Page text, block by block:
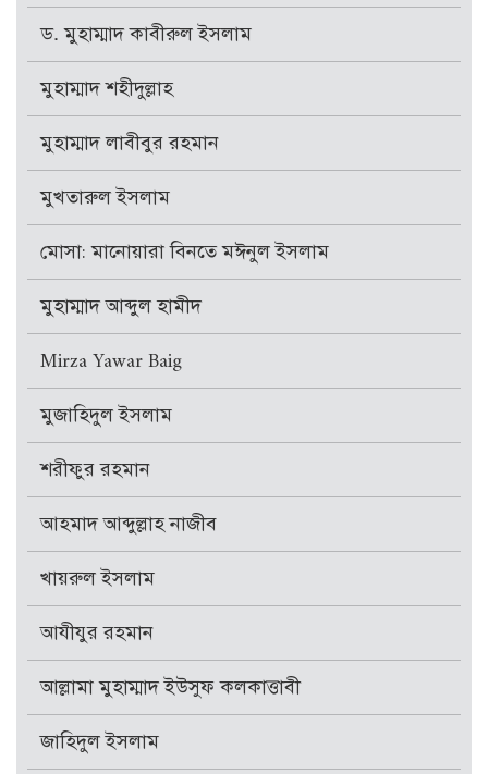
ড. মুহাম্মাদ কাবীরুল ইসলাম
মুহাম্মাদ শহীদুল্লাহ
মুহাম্মাদ লাবীবুর রহমান
মুখতারুল ইসলাম
মোসা: মানোয়ারা বিনতে মঈনুল ইসলাম
মুহাম্মাদ আব্দুল হামীদ
Mirza Yawar Baig
মুজাহিদুল ইসলাম
শরীফুর রহমান
আহমাদ আব্দুল্লাহ নাজীব
খায়রুল ইসলাম
আযীযুর রহমান
আল্লামা মুহাম্মাদ ইউসুফ কলকাত্তাবী
জাহিদুল ইসলাম